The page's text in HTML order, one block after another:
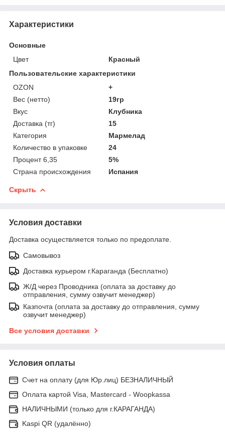
Характеристики
Основные
Цвет
Красный
Пользовательские характеристики
OZON
+
Вес (нетто)
19гр
Вкус
Клубника
Доставка (тг)
15
Категория
Мармелад
Количество в упаковке
24
Процент 6,35
5%
Страна происхождения
Испания
Скрыть
Условия доставки
Доставка осуществляется только по предоплате.
Самовывоз
Доставка курьером г.Караганда (Бесплатно)
Ж/Д через Проводника (оплата за доставку до
отправления, сумму озвучит менеджер)
Казпочта (оплата за доставку до отправления, сумму
озвучит менеджер)
Все условия доставки
Условия оплаты
Счет на оплату (для Юр.лиц) БЕЗНАЛИЧНЫЙ
Оплата картой Visa, Mastercard - Woopkassa
НАЛИЧНЫМИ (только для г.КАРАГАНДА)
Kaspi QR (удалённо)